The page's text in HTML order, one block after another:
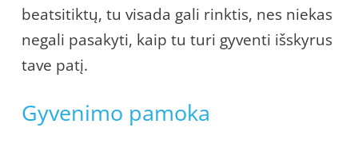
beatsitiktų, tu visada gali rinktis, nes niekas
negali pasakyti, kaip tu turi gyventi išskyrus
tave patį.
Gyvenimo pamoka